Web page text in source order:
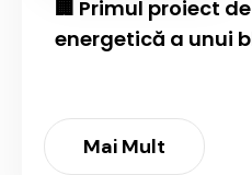
🏢 Primul proiect
energetică a unui
Mai Mult